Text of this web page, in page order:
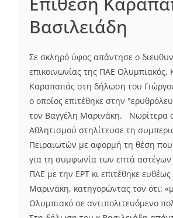
Βασιλειάδη
Σε σκληρό ύφος απάντησε ο
επικοινωνίας της ΠΑΕ Ολυμπιακός,
Καραπαπάς στη δήλωση του
ο οποίος επιτέθηκε στην
τον Βαγγέλη Μαρινάκη. Νωρίτερα
Αθλητισμού στηλίτευσε τη
Πειραιωτών με αφορμή τη θέση
για τη συμφωνία των επτά αστέγων
ΠΑΕ με την ΕΡΤ κι επιτέθηκε
Μαρινάκη, κατηγορώντας τον ότι:
Ολυμπιακό σε αντιπολιτευόμενο